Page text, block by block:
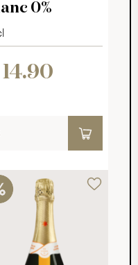
0%
14.90